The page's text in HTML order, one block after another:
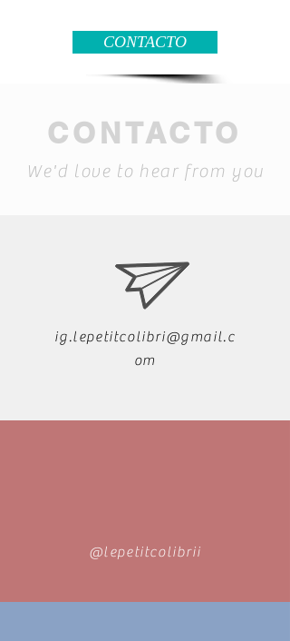
CONTACTO
CONTACTO
We'd love to hear from you
ig.lepetitcolibri@gmail.c
om
@lepetitcolibrii